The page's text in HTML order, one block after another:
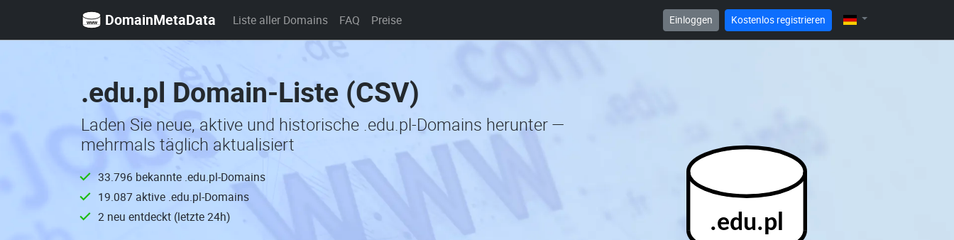
DomainMetaData Liste aller Domains FAQ Preise Einloggen Kostenlos registrieren
.edu.pl Domain-Liste (CSV)
Laden Sie neue, aktive und historische .edu.pl-Domains herunter —
mehrmals täglich aktualisiert
33.796 bekannte .edu.pl-Domains
19.087 aktive .edu.pl-Domains
2 neu entdeckt (letzte 24h)
.edu.pl